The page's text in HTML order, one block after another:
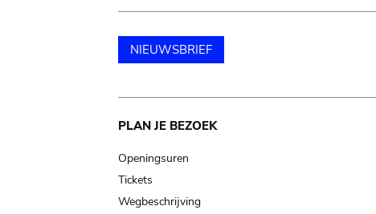
NIEUWSBRIEF
Main
navigation
PLAN JE BEZOEK
Openingsuren
Tickets
Wegbeschrijving